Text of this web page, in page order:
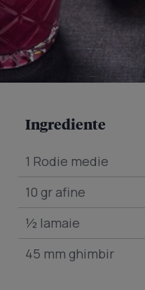
Ingrediente
1 Rodie medie
10 gr afine
½ lamaie
45 mm ghimbir